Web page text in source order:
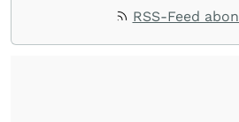
Kursverläufe einer breiten
RSS-Feed